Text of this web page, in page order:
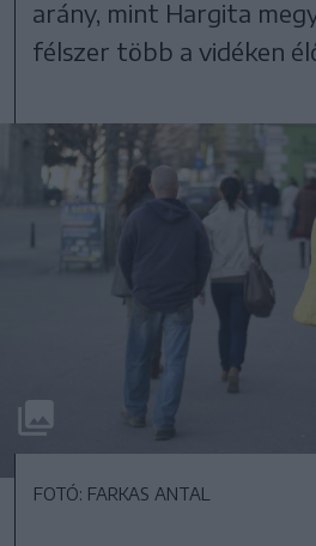
arány, mint Hargita
félszer több a vidéken
FOTÓ: FARKAS ANTAL